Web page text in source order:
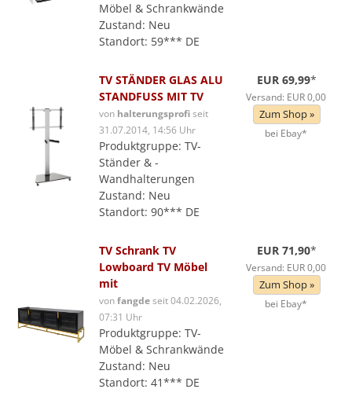
Möbel & Schrankwände
Zustand: Neu
Standort: 59*** DE
TV STÄNDER GLAS ALU
STANDFUSS MIT TV
von halterungsprofiseit
31.07.2014, 14:56 Uhr
Produktgruppe: TV-
Ständer & -
Wandhalterungen
Zustand: Neu
Standort: 90*** DE
EUR 69,99*
Versand: EUR 0,00
Zum Shop »
bei Ebay*
TV Schrank TV
Lowboard TV Möbel
mit
vonfangdeseit 04.02.2026,
07:31 Uhr
Produktgruppe: TV-
Möbel & Schrankwände
Zustand: Neu
Standort: 41*** DE
EUR 71,90*
Versand: EUR 0,00
Zum Shop »
bei Ebay*